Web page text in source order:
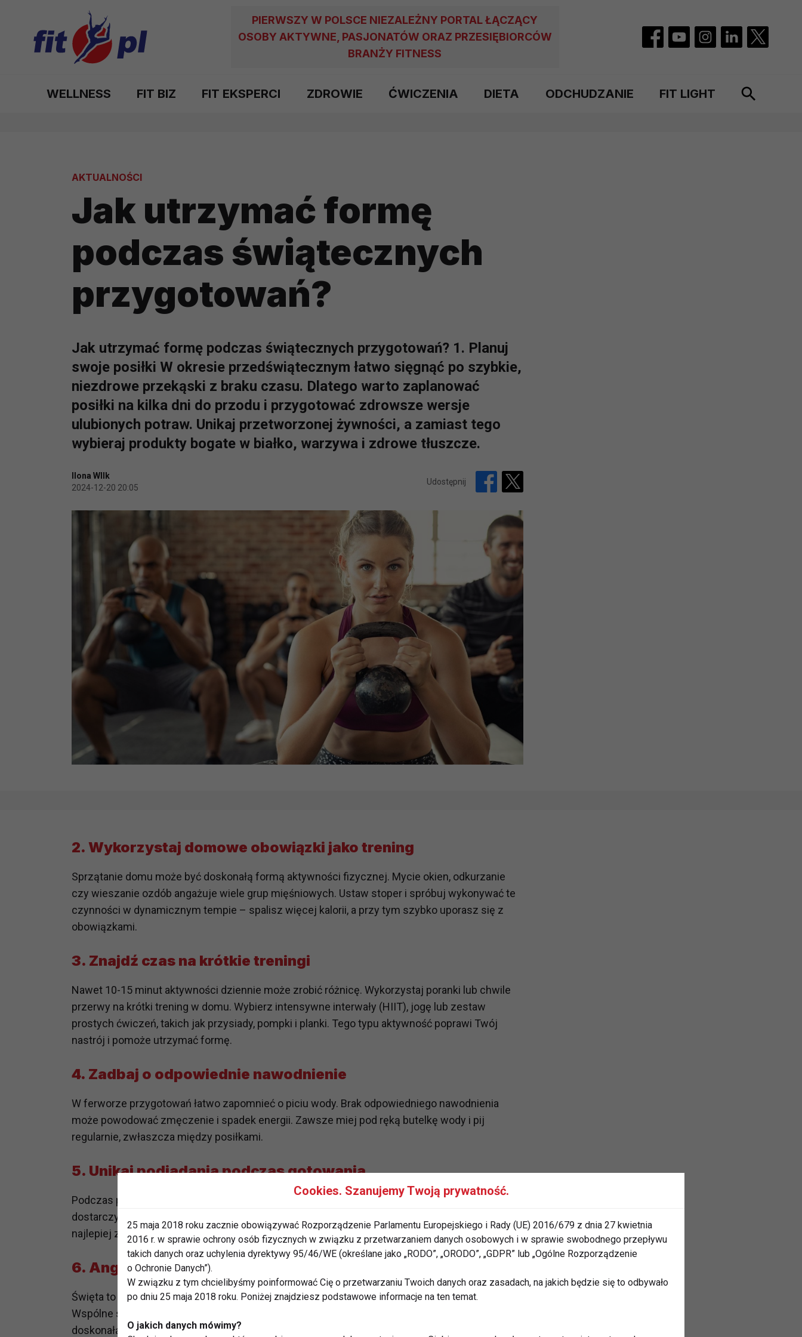
PIERWSZY W POLSCE NIEZALEŻNY PORTAL ŁĄCZĄCY
OSOBY AKTYWNE, PASJONATÓW ORAZ PRZESIĘBIORCÓW
BRANŻY FITNESS
WELLNESS FIT BIZ FIT EKSPERCI ZDROWIE ĆWICZENIA DIETA ODCHUDZANIE FIT LIGHT
AKTUALNOŚCI
Jak utrzymać formę
podczas świątecznych
przygotowań?
Jak utrzymać formę podczas świątecznych przygotowań? 1. Planuj
swoje posiłki W okresie przedświątecznym łatwo sięgnąć po szybkie,
niezdrowe przekąski z braku czasu. Dlatego warto zaplanować
posiłki na kilka dni do przodu i przygotować zdrowsze wersje
ulubionych potraw. Unikaj przetworzonej żywności, a zamiast tego
wybieraj produkty bogate w białko, warzywa i zdrowe tłuszcze.
Ilona WIlk
2024-12-20 20:05
Udostępnij
2. Wykorzystaj domowe obowiązki jako trening
Sprzątanie domu może być doskonałą formą aktywności fizycznej. Mycie okien, odkurzanie
czy wieszanie ozdób angażuje wiele grup mięśniowych. Ustaw stoper i spróbuj wykonywać te
czynności w dynamicznym tempie – spalisz więcej kalorii, a przy tym szybko uporasz się z
obowiązkami.
3. Znajdź czas na krótkie treningi
Nawet 10-15 minut aktywności dziennie może zrobić różnicę. Wykorzystaj poranki lub chwile
przerwy na krótki trening w domu. Wybierz intensywne interwały (HIIT), jogę lub zestaw
prostych ćwiczeń, takich jak przysiady, pompki i planki. Tego typu aktywność poprawi Twój
nastrój i pomoże utrzymać formę.
4. Zadbaj o odpowiednie nawodnienie
W ferworze przygotowań łatwo zapomnieć o piciu wody. Brak odpowiedniego nawodnienia
może powodować zmęczenie i spadek energii. Zawsze miej pod ręką butelkę wody i pij
regularnie, zwłaszcza między posiłkami.
5. Unikaj podjadania podczas gotowania
Podczas przygotowywania potraw łatwo sięgnąć po „małe” przekąski, które w sumie mogą
dostarczyć sporej liczby kalorii. Staraj się kontrolować to, co jesz podczas gotowania, a
najlepiej zjedz wcześniej pełnowartościowy posiłek, by uniknąć pokusy.
6. Angażuj rodzinę do wspólnej aktywności
Święta to czas spędzany z bliskimi, dlatego warto połączyć przyjemne z pożytecznym.
Wspólne spacery, zabawy na świeżym powietrzu czy rodzinne gry ruchowe mogą być
doskonałą okazją do aktywności fizycznej.
Cookies. Szanujemy Twoją prywatność.
25 maja 2018 roku zacznie obowiązywać Rozporządzenie Parlamentu Europejskiego i Rady (UE) 2016/679 z dnia 27 kwietnia
2016 r. w sprawie ochrony osób fizycznych w związku z przetwarzaniem danych osobowych i w sprawie swobodnego przepływu
takich danych oraz uchylenia dyrektywy 95/46/WE (określane jako „RODO”, „ORODO”, „GDPR” lub „Ogólne Rozporządzenie
o Ochronie Danych”).
W związku z tym chcielibyśmy poinformować Cię o przetwarzaniu Twoich danych oraz zasadach, na jakich będzie się to odbywało
po dniu 25 maja 2018 roku. Poniżej znajdziesz podstawowe informacje na ten temat.
O jakich danych mówimy?